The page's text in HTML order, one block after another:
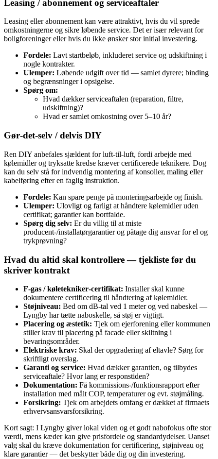
Leasing / abonnement og serviceaftaler
Leasing eller abonnement kan være attraktivt, hvis du vil sprede
omkostningerne og sikre løbende service. Det er især relevant for
boligforeninger eller hvis du ikke ønsker stor initial investering.
Fordele: Lavt startbeløb, inkluderet service og udskiftning i
nogle kontrakter.
Ulemper: Løbende udgift over tid — samlet dyrere; binding
og begrænsninger i opsigelse.
Spørg om:
Hvad dækker serviceaftalen (reparation, filtre,
udskiftning)?
Hvad er samlet omkostning over 5–10 år?
Gør‑det‑selv / delvis DIY
Ren DIY anbefales sjældent for luft‑til‑luft, fordi arbejde med
kølemidler og tryksatte kredse kræver certificerede teknikere. Dog
kan du selv stå for indvendig montering af konsoller, maling eller
kabelføring efter en faglig instruktion.
Fordele: Kan spare penge på monteringsarbejde og finish.
Ulemper: Ulovligt og farligt at håndtere kølemidler uden
certifikat; garantier kan bortfalde.
Spørg dig selv: Er du villig til at miste
producent‑/installatørgarantier og påtage dig ansvar for el og
trykprøvning?
Hvad du altid skal kontrollere — tjekliste før du
skriver kontrakt
F‑gas / køletekniker‑certifikat: Installer skal kunne
dokumentere certificering til håndtering af kølemidler.
Støjniveau: Bed om dB‑tal ved 1 meter og ved nabeskel —
Lyngby har tætte naboskelle, så støj er vigtigt.
Placering og æstetik: Tjek om ejerforening eller kommunen
stiller krav til placering på facade eller skiltning i
bevaringsområder.
Elektriske krav: Skal der opgradering af eltavle? Sørg for
skriftligt overslag.
Garanti og service: Hvad dækker garantien, og tilbydes
serviceaftale? Hvor lang er responstiden?
Dokumentation: Få kommissions‑/funktionsrapport efter
installation med målt COP, temperaturer og evt. støjmåling.
Forsikring: Tjek om arbejdets omfang er dækket af firmaets
erhvervsansvarsforsikring.
Kort sagt: I Lyngby giver lokal viden og et godt nabofokus ofte stor
værdi, mens kæder kan give prisfordele og standardydelser. Uanset
valg skal du kræve dokumentation for certificering, støjniveau og
klare garantier — det beskytter både dig og din investering.